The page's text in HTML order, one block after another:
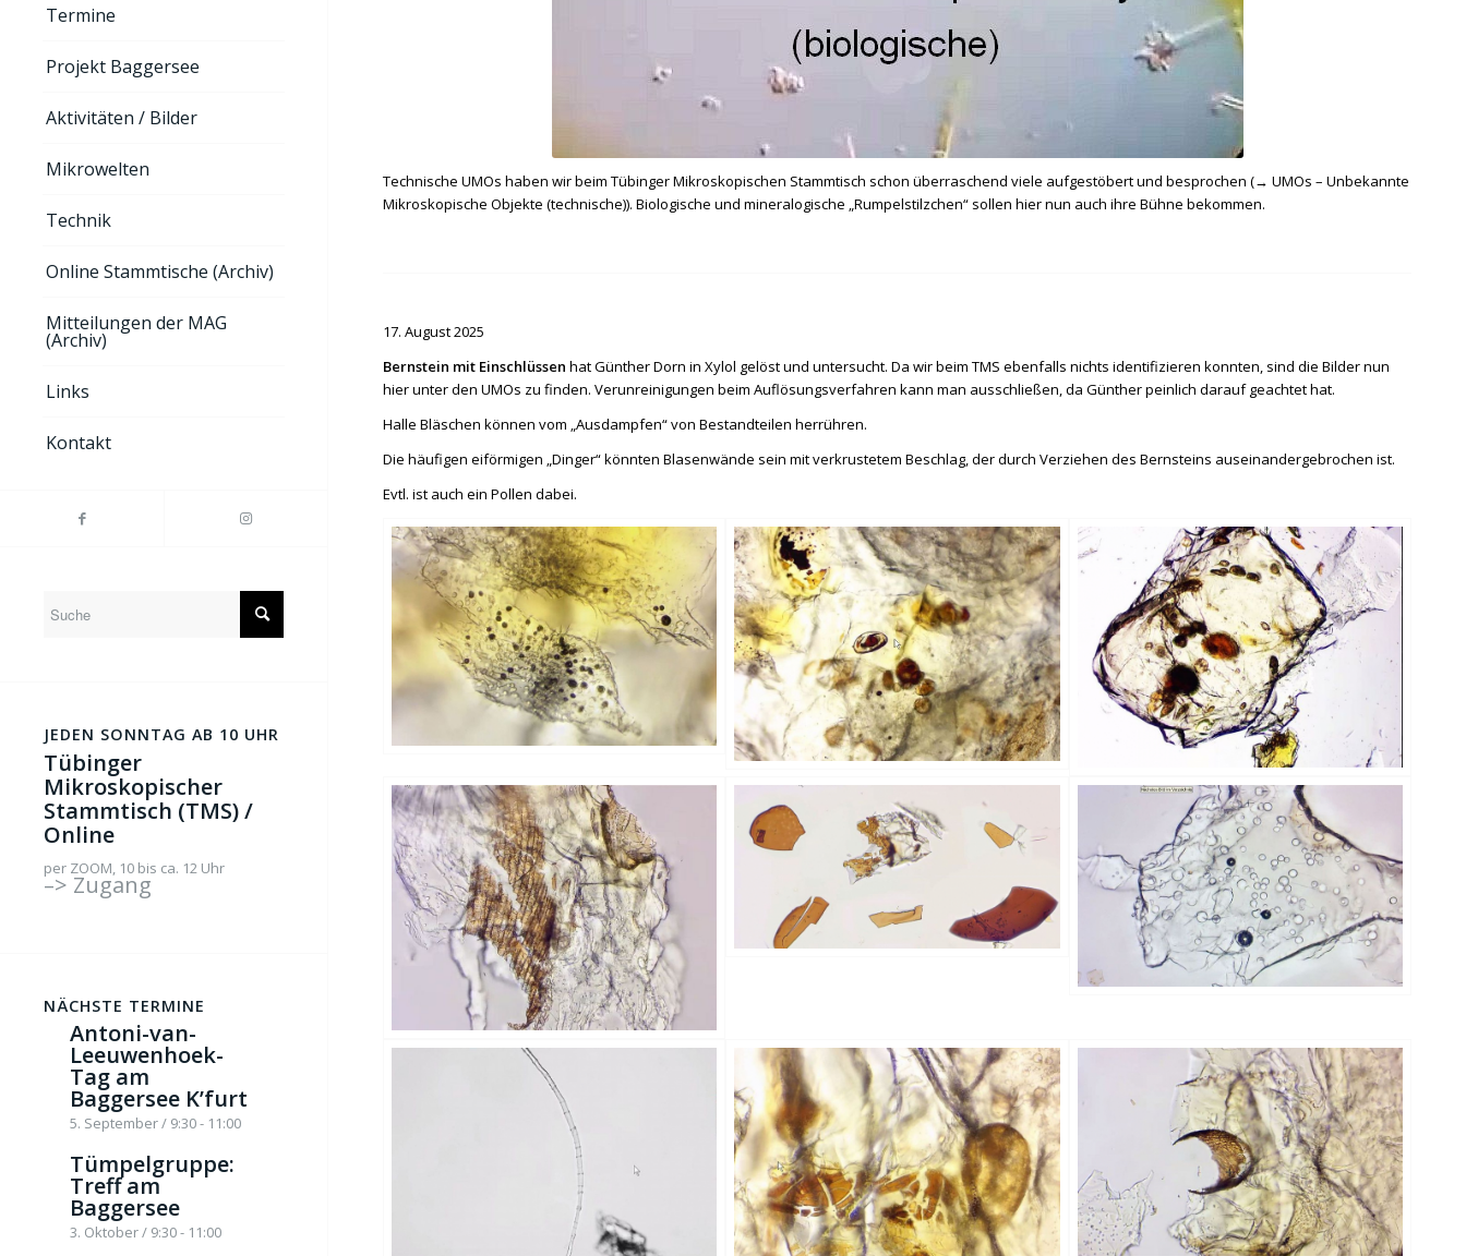
Termine
Projekt Baggersee
Aktivitäten / Bilder
Mikrowelten
Technik
Online Stammtische (Archiv)
Mitteilungen der MAG
(Archiv)
Links
Kontakt
JEDEN SONNTAG AB 10 UHR
Tübinger
Mikroskopischer
Stammtisch (TMS) /
Online
per ZOOM, 10 bis ca. 12 Uhr
–> Zugang
NÄCHSTE TERMINE
Antoni-van-
Leeuwenhoek-
Tag am
Baggersee K’furt
5. September / 9:30- 11:00
Tümpelgruppe:
Treff am
Baggersee
3. Oktober / 9:30- 11:00
Technische UMOs haben wir beim Tübinger Mikroskopischen Stammtisch schon überraschend viele aufgestöbert und besprochen (→ UMOs – Unbekannte
Mikroskopische Objekte (technische)). Biologische und mineralogische „Rumpelstilzchen“ sollen hier nun auch ihre Bühne bekommen.
17. August 2025
Bernstein mit Einschlüssen hat Günther Dorn in Xylol gelöst und untersucht. Da wir beim TMS ebenfalls nichts identifizieren konnten, sind die Bilder nun
hier unter den UMOs zu finden. Verunreinigungen beim Auflösungsverfahren kann man ausschließen, da Günther peinlich darauf geachtet hat.
Halle Bläschen können vom „Ausdampfen“ von Bestandteilen herrühren.
Die häufigen eiförmigen „Dinger“ könnten Blasenwände sein mit verkrustetem Beschlag, der durch Verziehen des Bernsteins auseinandergebrochen ist.
Evtl. ist auch ein Pollen dabei.